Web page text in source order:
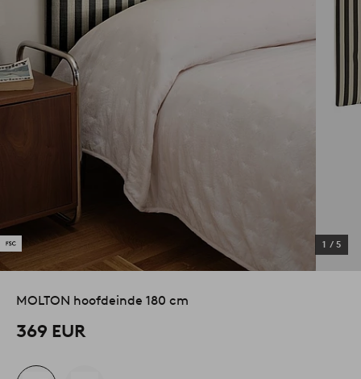
1 / 5
MOLTON hoofdeinde 180 cm
369 EUR